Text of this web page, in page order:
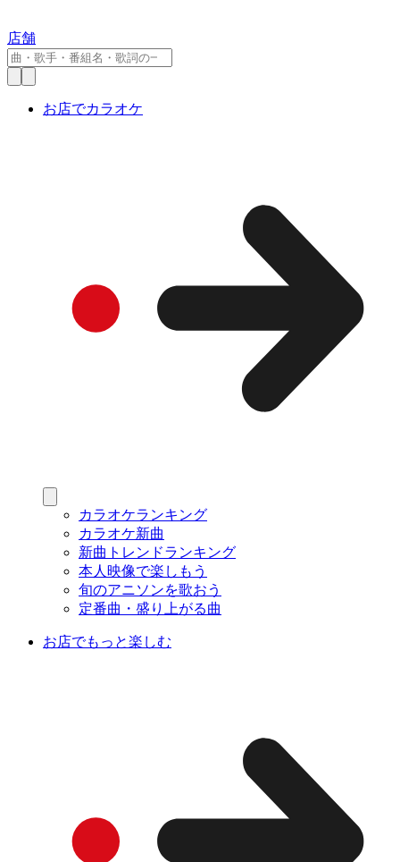
店舗
お店でカラオケ
カラオケランキング
カラオケ新曲
新曲トレンドランキング
本人映像で楽しもう
旬のアニソンを歌おう
定番曲・盛り上がる曲
お店でもっと楽しむ